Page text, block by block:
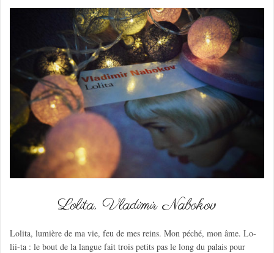
Lolita, Vladimir Nabokov
Lolita, lumière de ma vie, feu de mes reins. Mon péché, mon âme. Lo-
lii-ta : le bout de la langue fait trois petits pas le long du palais pour